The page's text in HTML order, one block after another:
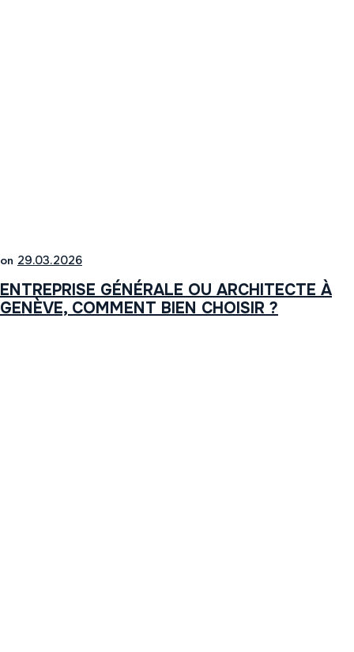
on 29.03.2026
ENTREPRISE GÉNÉRALE OU ARCHITECTE À
GENÈVE, COMMENT BIEN CHOISIR ?